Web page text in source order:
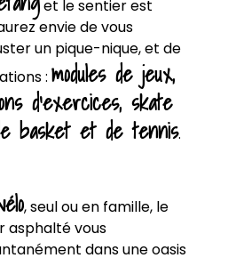
et le sentier est
envie de vous
un pique-nique, et de
: modules de jeux,
d’exercices, skate
basket et de tennis.
, seul ou en famille, le
asphalté vous
dans une oasis